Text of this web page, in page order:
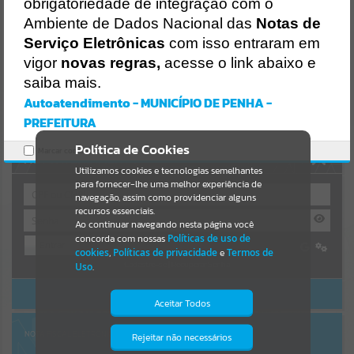
Resultados para""
Portais
Por favor, aguarde...
NOTÍCIAS
Por favor, aguarde...
SUBPORTAIS
Por favor, aguarde...
Por favor, aguarde...
AUTOATENDIMENTO
ACESSAR SEM LOGIN
NOTA FISCAL ELETRÔNICA
Política de Cookies
Utilizamos cookies e tecnologias semelhantes
para fornecer-lhe uma melhor experiência de
navegação, assim como providenciar alguns
recursos essenciais.
Ao continuar navegando nesta página você
concorda com nossas Políticas de uso de
cookies, Políticas de privacidadeeTermos de
Uso.
Aceitar Todos
Rejeitar não necessários
Isto significa que diversos recursos
obrigatoriedade de integração com o
Ambiente de Dados Nacional das Notas de
Serviço Eletrônicas com isso entraram em
vigor novas regras, acesse o link abaixo e
saiba mais.
Autoatendimento - MUNICÍPIO DE PENHA -
PREFEITURA
Marcar como lido.
https://penha.atende.net/cidadao/pagina/static/bundle/wpo_index_
2_base_l2_portal_editores_sync_56998420b9d592b2dbd4b7f2410a
60bf.js?v=c9751bb2:47
Verificar Mais Detalhes